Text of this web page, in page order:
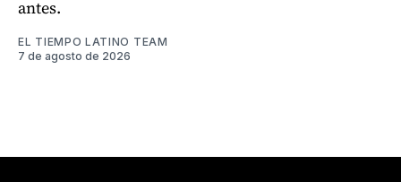
antes.
EL TIEMPO LATINO TEAM
7 de agosto de 2026